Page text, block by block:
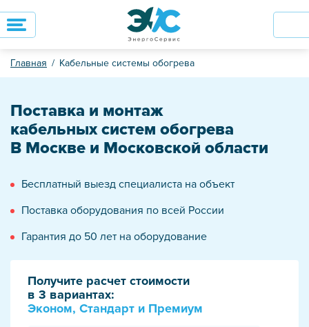
Главная Кабельные системы обогрева
Поставка и монтаж
кабельных систем обогрева
В Москве и Московской области
Бесплатный выезд специалиста на объект
Поставка оборудования по всей России
Гарантия до 50 лет на оборудование
Получите расчет стоимости
в 3 вариантах:
Эконом, Стандарт и Премиум